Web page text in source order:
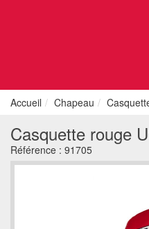
Accueil Chapeau
Casquette rouge
Référence : 91705